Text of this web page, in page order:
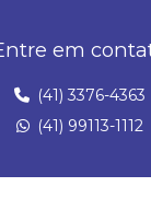
curitiba
de borracha
em
(41) 3376-4363
(41) 99113-1112